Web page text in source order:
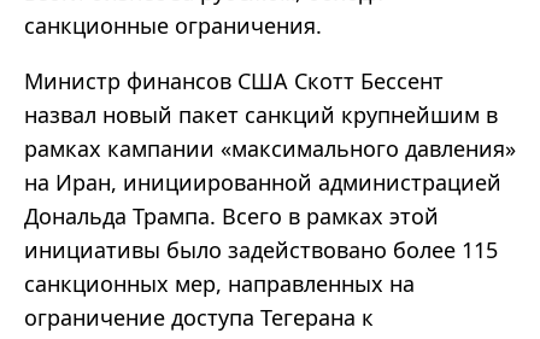
санкционные ограничения.
Министр финансов США Скотт Бессент
назвал новый пакет санкций крупнейшим в
рамках кампании «максимального давления»
на Иран, инициированной администрацией
Дональда Трампа. Всего в рамках этой
инициативы было задействовано более 115
санкционных мер, направленных на
ограничение доступа Тегерана к